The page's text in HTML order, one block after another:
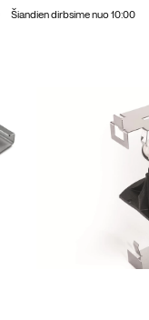
Šiandien dirbsime nuo 10:00